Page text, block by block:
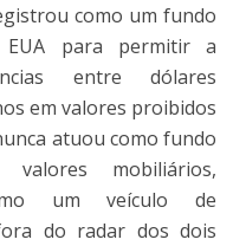
como um fundo
para permitir a
entre dólares
em valores proibidos
atuou como fundo
mobiliários,
um veículo de
do radar dos dois